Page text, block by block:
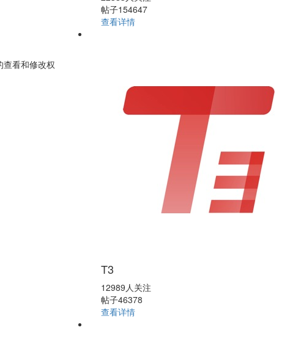
看和修改权
帖子154647
查看详情
T3
12989人关注
帖子46378
查看详情